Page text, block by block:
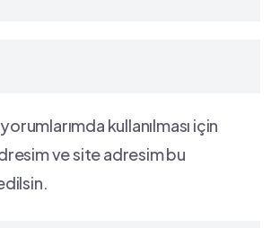
kullanılması için
ve site adresim bu